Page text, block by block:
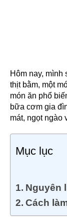
Hôm nay,
thịt bằm, một
món ăn phổ
bữa cơm gia
mát, ngọt ngào
Mục lục
Nguyên
Cách